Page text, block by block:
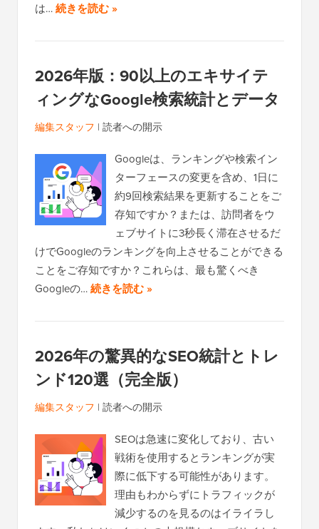
は…続きを読む »
2026年版：90以上のエキサイテ
ィングなGoogle検索統計とデータ
編集スタッフ | 読者への開示
Googleは、ランキングや検索イン
ターフェースの変更を含め、1日に
約9回検索結果を更新することをご
存知ですか？または、訪問者をウ
ェブサイトに3秒長く滞在させるだ
けでGoogleのランキングを向上させることができる
ことをご存知ですか？これらは、最も驚くべき
Googleの…続きを読む »
2026年の驚異的なSEO統計とトレ
ンド120選（完全版）
編集スタッフ | 読者への開示
SEOは急速に変化しており、古い
戦術を使用するとランキングが実
際に低下する可能性があります。
理由もわからずにトラフィックが
減少するのを見るのはイライラし